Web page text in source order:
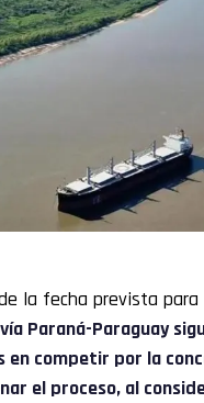
la fecha prevista
Paraná-Paraguay
en competir por la
el proceso, al